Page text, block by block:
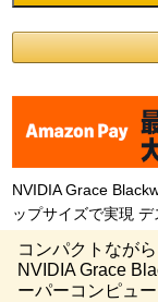
NVIDIA Grace
ップサイズで実現
コンパクトなが
NVIDIA Grace
ーパーコンピュ